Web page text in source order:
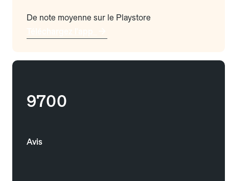
De note moyenne sur le Playstore
9700
Avis